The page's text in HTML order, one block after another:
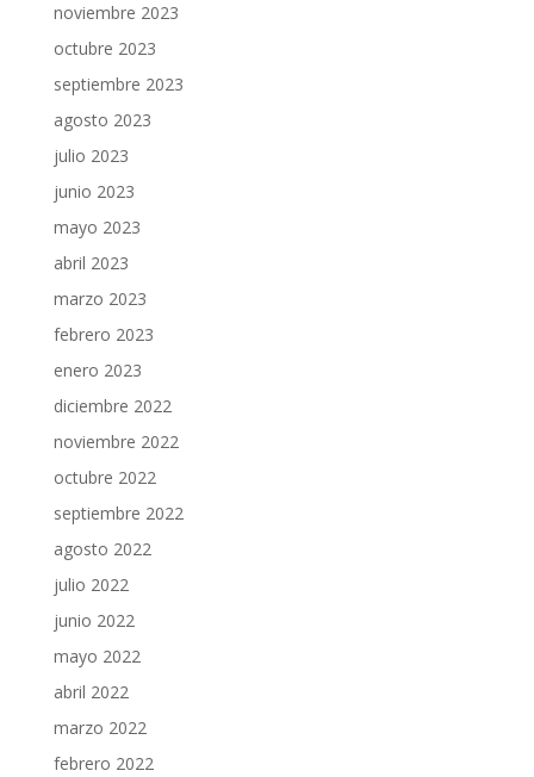
noviembre 2023
octubre 2023
septiembre 2023
agosto 2023
julio 2023
junio 2023
mayo 2023
abril 2023
marzo 2023
febrero 2023
enero 2023
diciembre 2022
noviembre 2022
octubre 2022
septiembre 2022
agosto 2022
julio 2022
junio 2022
mayo 2022
abril 2022
marzo 2022
febrero 2022